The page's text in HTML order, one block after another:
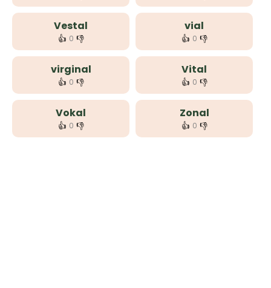
Vestal
👍 0 👎
vial
👍 0 👎
virginal
👍 0 👎
Vital
👍 0 👎
Vokal
👍 0 👎
Zonal
👍 0 👎